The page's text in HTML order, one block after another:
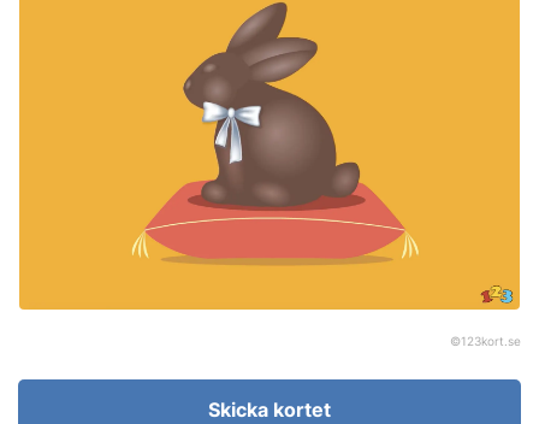
©123kort.se
Skicka kortet